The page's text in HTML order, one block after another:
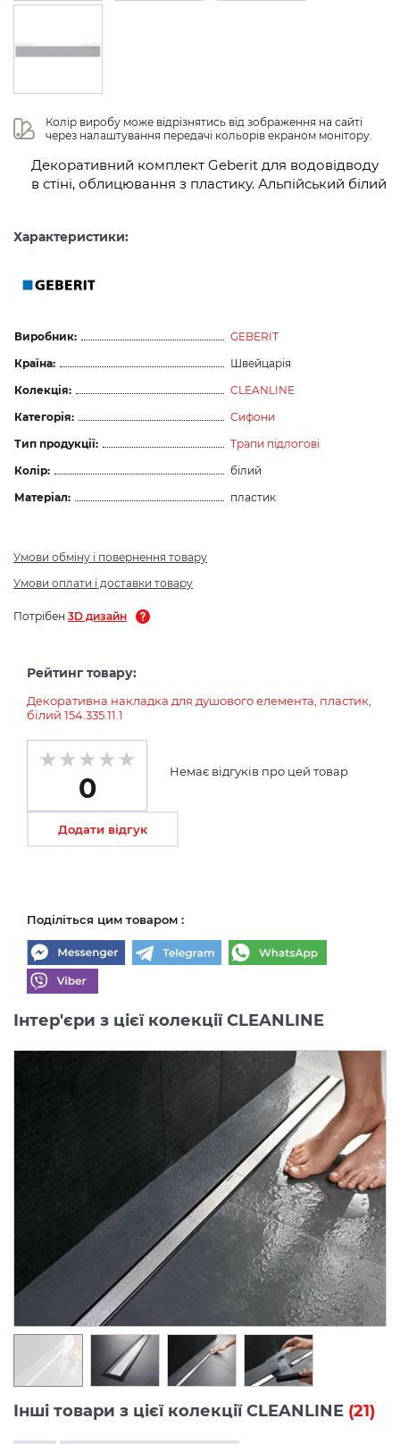
Колір виробу може відрізнятись від зображення на сайті
через налаштування передачі кольорів екраном монітору.
Декоративний комплект Geberit для водовідводу
в стіні, облицювання з пластику. Альпійський білий
Характеристики:
Виробник:
GEBERIT
Країна:
Швейцарія
Колекція:
CLEANLINE
Категорія:
Сифони
Тип продукції:
Трапи підлогові
Колір:
білий
Матеріал:
пластик
Умови обміну і повернення товару
Умови оплати і доставки товару
Потрібен 3D дизайн
Рейтинг товару:
Декоративна накладка для душового елемента, пластик,
білий 154.335.11.1
0
Немає відгуків про цей товар
Додати відгук
Поділіться цим товаром :
Інтер'єри з цієї колекції CLEANLINE
Інші товари з цієї колекції CLEANLINE (21)